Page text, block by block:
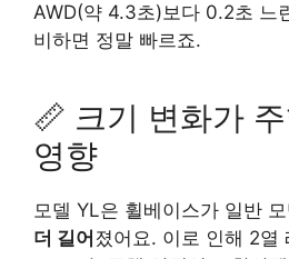
AWD(약 4.3초)보다 0.2초 느
비하면 정말 빠르죠.
📏 크기 변화가
영향
모델 YL은 휠베이스가 일반
더 길어 졌어요. 이로 인해 2열